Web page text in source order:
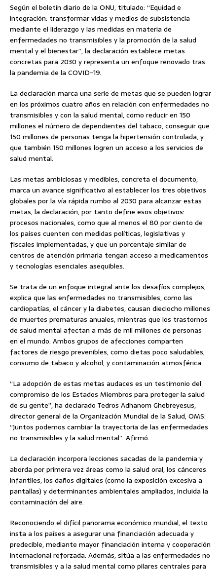
Según el boletín diario de la ONU, titulado: “Equidad e
integración: transformar vidas y medios de subsistencia
mediante el liderazgo y las medidas en materia de
enfermedades no transmisibles y la promoción de la salud
mental y el bienestar”, la declaración establece metas
concretas para 2030 y representa un enfoque renovado tras
la pandemia de la COVID-19.
La declaración marca una serie de metas que se pueden lograr
en los próximos cuatro años en relación con enfermedades no
transmisibles y con la salud mental, como reducir en 150
millones el número de dependientes del tabaco, conseguir que
150 millones de personas tenga la hipertensión controlada, y
que también 150 millones logren un acceso a los servicios de
salud mental.
Las metas ambiciosas y medibles, concreta el documento,
marca un avance significativo al establecer los tres objetivos
globales por la vía rápida rumbo al 2030 para alcanzar estas
metas, la declaración, por tanto define esos objetivos:
procesos nacionales, como que al menos el 80 por ciento de
los países cuenten con medidas políticas, legislativas y
fiscales implementadas, y que un porcentaje similar de
centros de atención primaria tengan acceso a medicamentos
y tecnologías esenciales asequibles.
Se trata de un enfoque integral ante los desafíos complejos,
explica que las enfermedades no transmisibles, como las
cardiopatías, el cáncer y la diabetes, causan dieciocho millones
de muertes prematuras anuales, mientras que los trastornos
de salud mental afectan a más de mil millones de personas
en el mundo. Ambos grupos de afecciones comparten
factores de riesgo prevenibles, como dietas poco saludables,
consumo de tabaco y alcohol, y contaminación atmosférica.
“La adopción de estas metas audaces es un testimonio del
compromiso de los Estados Miembros para proteger la salud
de su gente”, ha declarado Tedros Adhanom Ghebreyesus,
director general de la Organización Mundial de la Salud, OMS:
“Juntos podemos cambiar la trayectoria de las enfermedades
no transmisibles y la salud mental”. Afirmó.
La declaración incorpora lecciones sacadas de la pandemia y
aborda por primera vez áreas como la salud oral, los cánceres
infantiles, los daños digitales (como la exposición excesiva a
pantallas) y determinantes ambientales ampliados, incluida la
contaminación del aire.
Reconociendo el difícil panorama económico mundial, el texto
insta a los países a asegurar una financiación adecuada y
predecible, mediante mayor financiación interna y cooperación
internacional reforzada. Además, sitúa a las enfermedades no
transmisibles y a la salud mental como pilares centrales para